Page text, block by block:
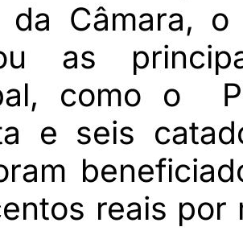
da Câmara,
as
como o
e seis
reais